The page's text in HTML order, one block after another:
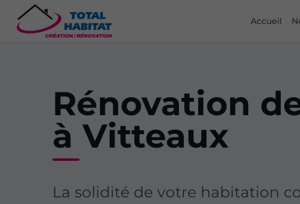
Accueil
Rénovation
à Vitteaux
La solidité de votre habitation